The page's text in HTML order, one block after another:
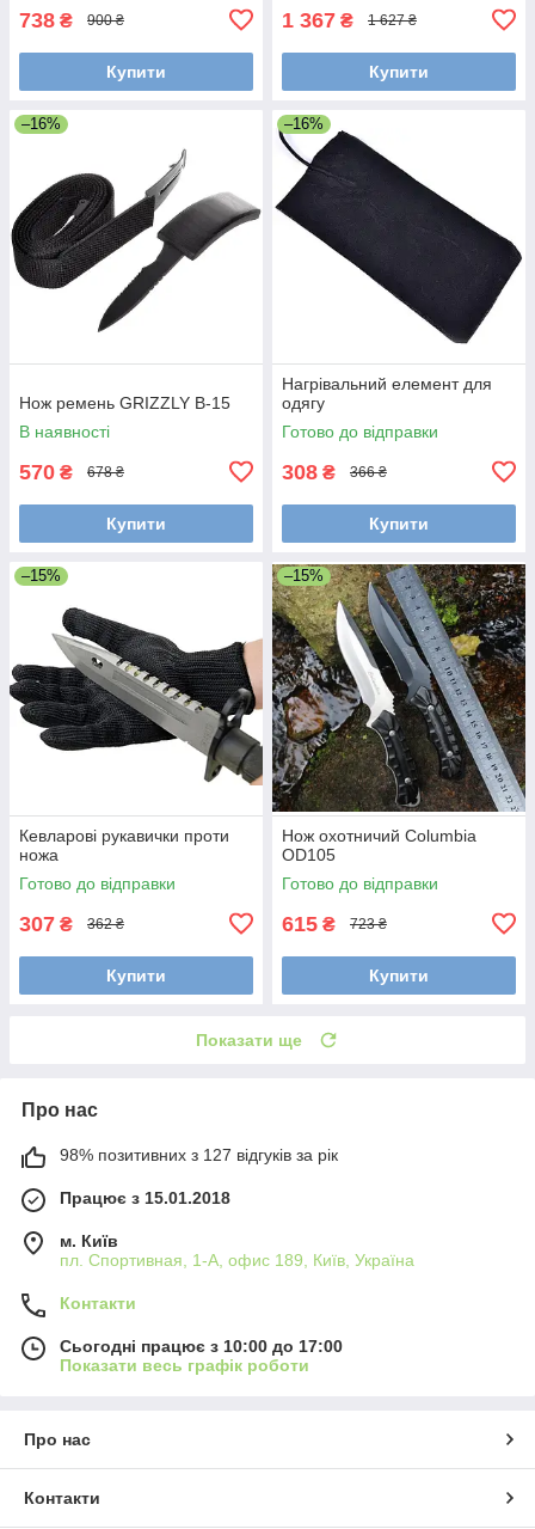
738 ₴ 900 ₴
Купити
1 367 ₴ 1 627 ₴
Купити
–16%
Нож ремень GRIZZLY B-15
В наявності
570 ₴ 678 ₴
Купити
–16%
Нагрівальний елемент для
одягу
Готово до відправки
308 ₴ 366 ₴
Купити
–15%
Кевларові рукавички проти
ножа
Готово до відправки
307 ₴ 362 ₴
Купити
–15%
Нож охотничий Columbia
OD105
Готово до відправки
615 ₴ 723 ₴
Купити
Показати ще
Про нас
98% позитивних з 127 відгуків за рік
Працює з 15.01.2018
м. Київ
пл. Спортивная, 1-А, офис 189, Київ, Україна
Контакти
Сьогодні працює з 10:00 до 17:00
Показати весь графік роботи
Про нас
Контакти